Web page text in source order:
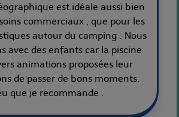
est idéale aussi bien
commerciaux , que pour les
autour du camping . Nous
avec des enfants car la piscine
animations proposées leur
de passer de bons moments.
que je recommande .